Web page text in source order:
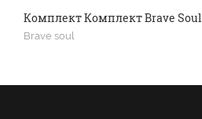
Комплект Комплект Brave Soul
Brave soul